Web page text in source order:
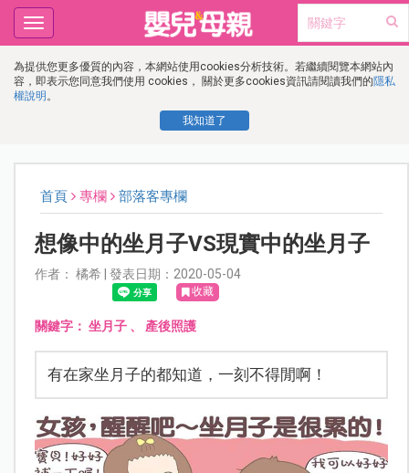
為提供您更多優質的內容，本網站使用cookies分析技術。若繼續閱覽本網站內
容，即表示您同意我們使用 cookies， 關於更多cookies資訊請閱讀我們的隱私
權說明 。
我知道了
Toggle
navigation
首頁 專欄 部落客專欄
想像中的坐月子VS現實中的坐月子
作者： 橘希 | 發表日期：2020-05-04
收藏
關鍵字： 坐月子、 產後照護
有在家坐月子的都知道，一刻不得閒啊！